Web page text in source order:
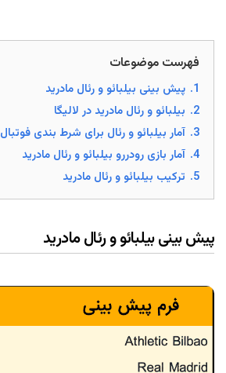
فهرست موضوعات
1. پیش بینی بیلبائو و رئال مادرید
2. بیلبائو و رئال مادرید در لالیگا
3. آمار بیلبائو و رئال برای شرط بندی فوتبال
4. آمار بازی رودررو بیلبائو و رئال مادرید
5. ترکیب بیلبائو و رئال مادرید
پیش بینی بیلبائو و رئال مادرید